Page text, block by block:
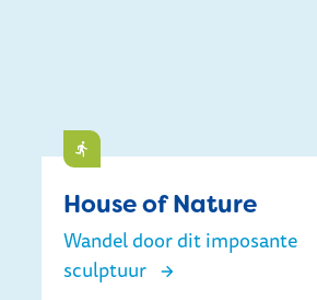
Doen
House of Nature
Wandel door dit imposante
sculptuur